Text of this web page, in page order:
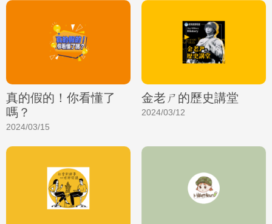
真的假的！你看懂了
嗎？
2024/03/15
金老ㄕ的歷史講堂
2024/03/12